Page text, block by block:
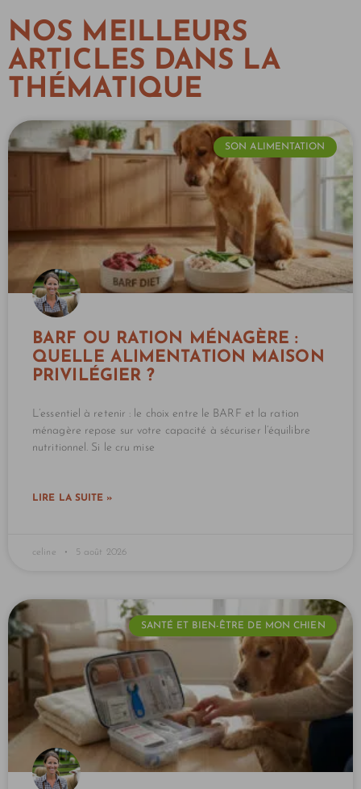
NOS MEILLEURS
ARTICLES DANS LA
THÉMATIQUE
SON ALIMENTATION
BARF OU RATION MÉNAGÈRE :
QUELLE ALIMENTATION MAISON
PRIVILÉGIER ?
L’essentiel à retenir : le choix entre le BARF et la ration
ménagère repose sur votre capacité à sécuriser l’équilibre
nutritionnel. Si le cru mise
LIRE LA SUITE »
celine 5 août 2026
SANTÉ ET BIEN-ÊTRE DE MON CHIEN